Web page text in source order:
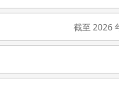
截至 2026